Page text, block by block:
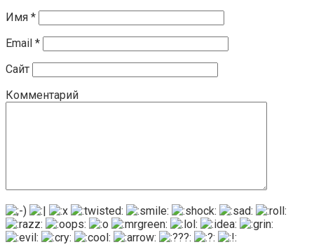
Имя *
Email *
Сайт
Комментарий